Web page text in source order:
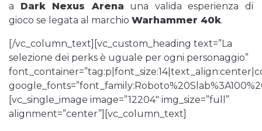
a Dark Nexus Arena una valida esperienza di
gioco se legata al marchio Warhammer 40k.
[/vc_column_text][vc_custom_heading text=”La
selezione dei perks è uguale per ogni personaggio”
[vc_single_image image=”12204″ img_size=”full”
alignment=”center”][vc_column_text]